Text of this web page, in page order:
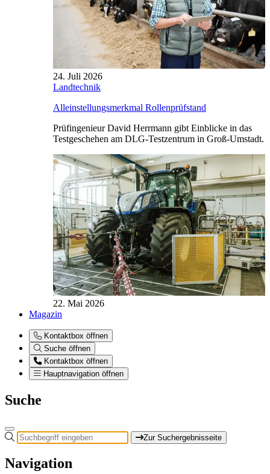
24. Juli 2026
Landtechnik
Alleinstellungsmerkmal Rollenprüfstand
Prüfingenieur David Herrmann gibt Einblicke in das
Testgeschehen am DLG-Testzentrum in Groß-Umstadt.
22. Mai 2026
Magazin
Kontaktbox öffnen
Suche öffnen
Kontaktbox öffnen
Hauptnavigation öffnen
Suche
Zur Suchergebnisseite
Navigation